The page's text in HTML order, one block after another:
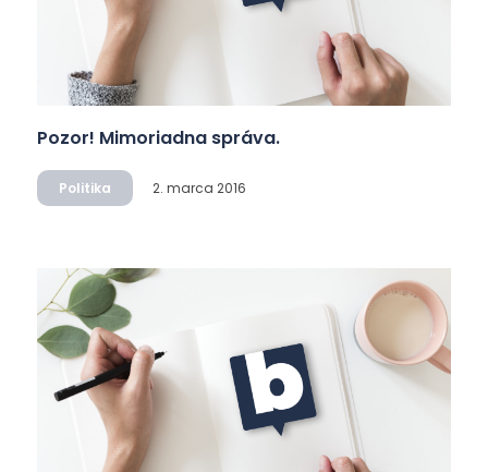
Pozor! Mimoriadna správa.
Politika 2. marca 2016